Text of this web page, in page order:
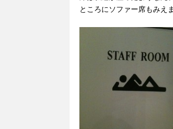
ところにソファー席もみえ